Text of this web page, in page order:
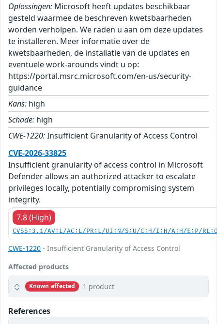
Oplossingen: Microsoft heeft updates beschikbaar
gesteld waarmee de beschreven kwetsbaarheden
worden verholpen. We raden u aan om deze updates
te installeren. Meer informatie over de
kwetsbaarheden, de installatie van de updates en
eventuele work-arounds vindt u op:
https://portal.msrc.microsoft.com/en-us/security-
guidance
Kans: high
Schade: high
CWE-1220:Insufficient Granularity of Access Control
CVE-2026-33825
Insufficient granularity of access control in Microsoft
Defender allows an authorized attacker to escalate
privileges locally, potentially compromising system
integrity.
7.8 (High)
CVSS:3.1/AV:L/AC:L/PR:L/UI:N/S:U/C:H/I:H/A:H/E:P/
CWE-1220 - Insufficient Granularity of Access Control
Affected products
Known affected 1 product
References